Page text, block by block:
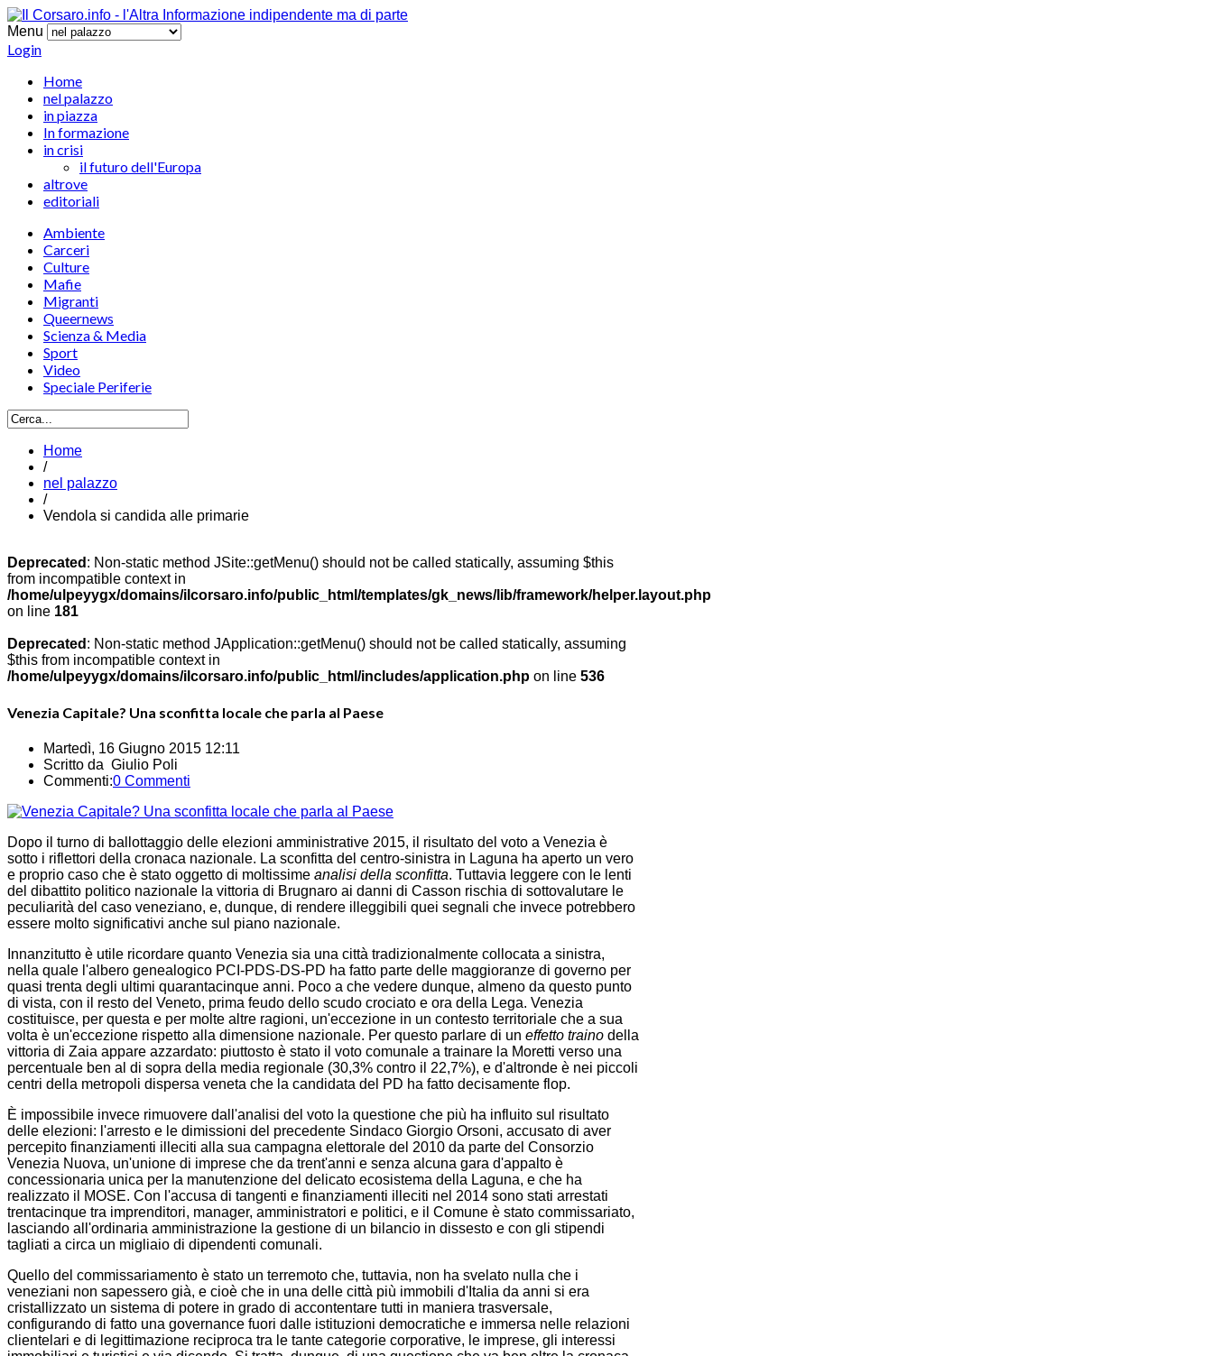
Menu
Login
Home
nel palazzo
in piazza
In formazione
in crisi
il futuro dell'Europa
altrove
editoriali
Ambiente
Carceri
Culture
Mafie
Migranti
Queernews
Scienza & Media
Sport
Video
Speciale Periferie
Home
/
nel palazzo
/
Vendola si candida alle primarie
Deprecated : Non-static method JSite::getMenu() should not be called statically, assuming $this
from incompatible context in
/home/ulpeyygx/domains/ilcorsaro.info/public_html/templates/gk_news/lib/framework/helper.layout.php
on line 181
Deprecated : Non-static method JApplication::getMenu() should not be called statically, assuming
$this from incompatible context in
/home/ulpeyygx/domains/ilcorsaro.info/public_html/includes/application.php on line 536
Venezia Capitale? Una sconfitta locale che parla al Paese
Martedì, 16 Giugno 2015 12:11
Scritto da Giulio Poli
Commenti:0 Commenti
Dopo il turno di ballottaggio delle elezioni amministrative 2015, il risultato del voto a Venezia è
sotto i riflettori della cronaca nazionale. La sconfitta del centro-sinistra in Laguna ha aperto un vero
e proprio caso che è stato oggetto di moltissime analisi della sconfitta. Tuttavia leggere con le lenti
del dibattito politico nazionale la vittoria di Brugnaro ai danni di Casson rischia di sottovalutare le
peculiarità del caso veneziano, e, dunque, di rendere illeggibili quei segnali che invece potrebbero
essere molto significativi anche sul piano nazionale.
Innanzitutto è utile ricordare quanto Venezia sia una città tradizionalmente collocata a sinistra,
nella quale l'albero genealogico PCI-PDS-DS-PD ha fatto parte delle maggioranze di governo per
quasi trenta degli ultimi quarantacinque anni. Poco a che vedere dunque, almeno da questo punto
di vista, con il resto del Veneto, prima feudo dello scudo crociato e ora della Lega. Venezia
costituisce, per questa e per molte altre ragioni, un'eccezione in un contesto territoriale che a sua
volta è un'eccezione rispetto alla dimensione nazionale. Per questo parlare di un effetto traino della
vittoria di Zaia appare azzardato: piuttosto è stato il voto comunale a trainare la Moretti verso una
percentuale ben al di sopra della media regionale (30,3% contro il 22,7%), e d'altronde è nei piccoli
centri della metropoli dispersa veneta che la candidata del PD ha fatto decisamente flop.
È impossibile invece rimuovere dall'analisi del voto la questione che più ha influito sul risultato
delle elezioni: l'arresto e le dimissioni del precedente Sindaco Giorgio Orsoni, accusato di aver
percepito finanziamenti illeciti alla sua campagna elettorale del 2010 da parte del Consorzio
Venezia Nuova, un'unione di imprese che da trent'anni e senza alcuna gara d'appalto è
concessionaria unica per la manutenzione del delicato ecosistema della Laguna, e che ha
realizzato il MOSE. Con l'accusa di tangenti e finanziamenti illeciti nel 2014 sono stati arrestati
trentacinque tra imprenditori, manager, amministratori e politici, e il Comune è stato commissariato,
lasciando all'ordinaria amministrazione la gestione di un bilancio in dissesto e con gli stipendi
tagliati a circa un migliaio di dipendenti comunali.
Quello del commissariamento è stato un terremoto che, tuttavia, non ha svelato nulla che i
veneziani non sapessero già, e cioè che in una delle città più immobili d'Italia da anni si era
cristallizzato un sistema di potere in grado di accontentare tutti in maniera trasversale,
configurando di fatto una governance fuori dalle istituzioni democratiche e immersa nelle relazioni
clientelari e di legittimazione reciproca tra le tante categorie corporative, le imprese, gli interessi